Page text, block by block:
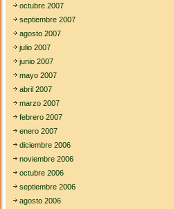
octubre 2007
septiembre 2007
agosto 2007
julio 2007
junio 2007
mayo 2007
abril 2007
marzo 2007
febrero 2007
enero 2007
diciembre 2006
noviembre 2006
octubre 2006
septiembre 2006
agosto 2006